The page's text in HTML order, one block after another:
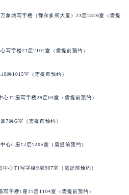
象城写字楼（鄂尔多斯大厦）23层2326室（需提
写字楼21层2102室（需提前预约）
层1015室（需提前预约）
T2座写字楼29层03室（需提前预约）
7层G室（需提前预约）
心C座12层1205室（需提前预约）
心T1写字楼9层907室（需提前预约）
字楼1座11层1104室（需提前预约）